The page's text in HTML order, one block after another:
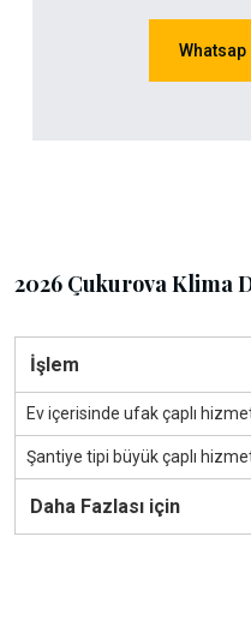
Whatsap
2026 Çukurova Klima
İşlem
Ev içerisinde ufak çaplı
Şantiye tipi büyük çaplı
Daha Fazlası için